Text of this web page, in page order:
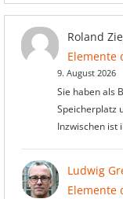
Roland
Elemente
9. August 2026
Sie haben als
Speicherplatz
Inzwischen ist
Ludwig
Elemente